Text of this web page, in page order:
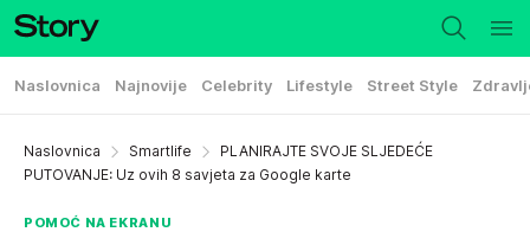
Naslovnica Najnovije Celebrity Lifestyle Street Style
Naslovnica Smartlife
PLANIRAJTE SVOJE SLJEDEĆE
PUTOVANJE: Uz ovih 8 savjeta za Google karte
POMOĆ NA EKRANU